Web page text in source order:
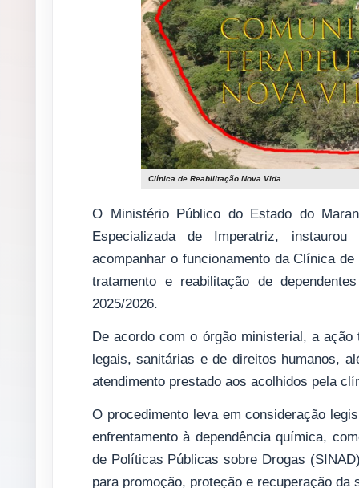
Clínica de Reabilitação Nova Vida…
O Ministério Público do Estado do
Especializada de Imperatriz,
acompanhar o funcionamento da Clínica
tratamento e reabilitação de
2025/2026.
De acordo com o órgão ministerial, a
legais, sanitárias e de direitos humanos,
atendimento prestado aos acolhidos pela
O procedimento leva em consideração
enfrentamento à dependência química,
de Políticas Públicas sobre Drogas
para promoção, proteção e recuperação da